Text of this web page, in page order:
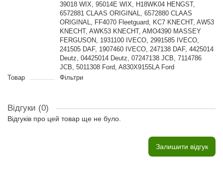
39018 WIX, 95014E WIX, Н18WK04 HENGST,
6572881 CLAAS ORIGINAL, 6572880 CLAAS
ORIGINAL, FF4070 Fleetguard, KC7 KNECHT, AW53
KNECHT, AWK53 KNECHT, AMO4390 MASSEY
FERGUSON, 1931100 IVECO, 2991585 IVECO,
241505 DAF, 1907460 IVECO, 247138 DAF, 4425014
Deutz, 04425014 Deutz, 07247138 JCB, 7114786
JCB, 5011308 Ford, A830X9155LA Ford
Товар
Фільтри
Відгуки (0)
Відгуків про цей товар ще не було.
Залишити відгук